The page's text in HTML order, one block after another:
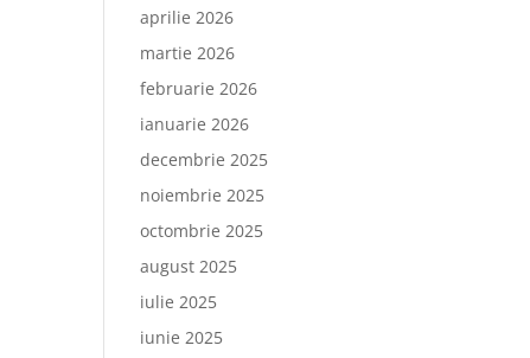
aprilie 2026
martie 2026
februarie 2026
ianuarie 2026
decembrie 2025
noiembrie 2025
octombrie 2025
august 2025
iulie 2025
iunie 2025